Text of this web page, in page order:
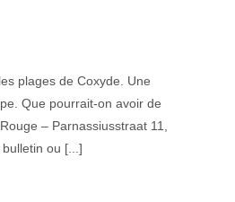
plages de Coxyde. Une
Que pourrait-on avoir de
– Parnassiusstraat 11,
ou [...]